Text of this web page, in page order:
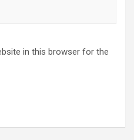
in this browser for the